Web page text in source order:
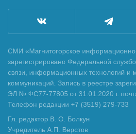
СМИ «Магнитогорское
зарегистрировано Федеральной
связи, информационных технологий и
коммуникаций. Запись в реестре
ЭЛ № ФС77-77805 от 31.01.2020 г.
Телефон редакции +7 (3519) 279-733
Гл. редактор В. О. Болкун
Учредитель А.П. Верстов